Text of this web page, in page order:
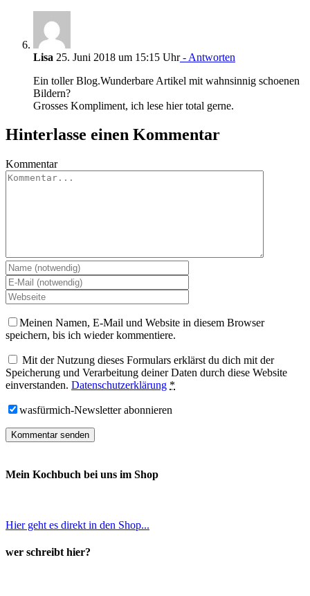
Lisa 25. Juni 2018 um 15:15 Uhr- Antworten
Ein toller Blog.Wunderbare Artikel mit wahnsinnig schoenen
Bildern?
Grosses Kompliment, ich lese hier total gerne.
Hinterlasse einen Kommentar
Kommentar
Meinen Namen, E-Mail und Website in diesem Browser
speichern, bis ich wieder kommentiere.
Mit der Nutzung dieses Formulars erklärst du dich mit der
Speicherung und Verarbeitung deiner Daten durch diese Website
einverstanden. Datenschutzerklärung *
wasfürmich-Newsletter abonnieren
Mein Kochbuch bei uns im Shop
Hier geht es direkt in den Shop...
wer schreibt hier?